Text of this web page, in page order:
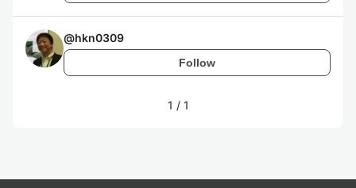
@hkn0309
Follow
1 / 1